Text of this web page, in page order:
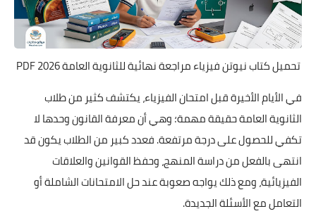
تحميل كتاب نيوتن فيزياء مراجعة نهائية للثانوية العامة 2026 PDF
في الأيام الأخيرة قبل امتحان الفيزياء، يكتشف كثير من طلاب
الثانوية العامة حقيقة مهمة؛ وهي أن معرفة القانون وحدها لا
تكفي للحصول على درجة مرتفعة. فعدد كبير من الطلاب يكون قد
انتهى بالفعل من دراسة المنهج، وحفظ القوانين والعلاقات
الفيزيائية، ومع ذلك يواجه صعوبة عند حل الامتحانات الشاملة أو
التعامل مع الأسئلة الجديدة.